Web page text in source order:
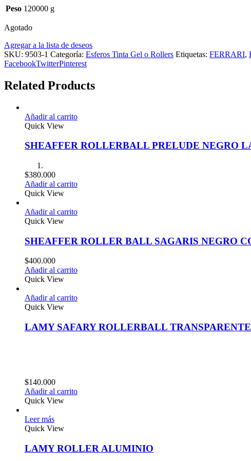
Peso 120000 g
Agotado
Agregar a la lista de deseos
SKU: 9503-1 Categoría: Esferos Tinta Gel o Rollers Etiquetas: FERRARI,
FacebookTwitterPinterest
Related Products
Añadir al carrito
Quick View
SHEAFFER ROLLERBALL PRELUDE NEGRO
$380.000
Añadir al carrito
Quick View
Añadir al carrito
Quick View
SHEAFFER ROLLER BALL SAGARIS NEGRO
$400.000
Añadir al carrito
Quick View
Añadir al carrito
Quick View
LAMY SAFARY ROLLERBALL TRANSPARENTE
$140.000
Añadir al carrito
Quick View
Leer más
Quick View
LAMY ROLLER ALUMINIO